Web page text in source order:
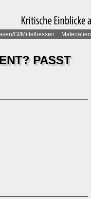
GI/Mittelhessen Materialien
PASST